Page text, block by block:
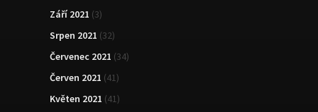
Září 2021 (3)
Srpen 2021 (32)
Červenec 2021 (34)
Červen 2021 (41)
Květen 2021 (41)